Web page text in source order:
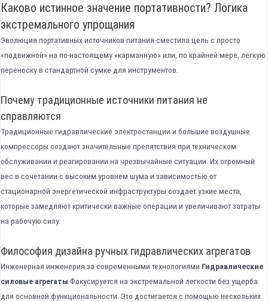
Каково истинное значение портативности? Логика
экстремального упрощания
Эволюция портативных источников питания сместила цель с просто
«подвижной» на по-настоящему «карманную» или, по крайней мере, легкую
переноску в стандартной сумке для инструментов.
Почему традиционные источники питания не
справляются
Традиционные гидравлические электростанции и большие воздушные
компрессоры создают значительные препятствия при техническом
обслуживании и реагировании на чрезвычайные ситуации. Их огромный
вес в сочетании с высоким уровнем шума и зависимостью от
стационарной энергетической инфраструктуры создает узкие места,
которые замедляют критически важные операции и увеличивают затраты
на рабочую силу.
Философия дизайна ручных гидравлических агрегатов
Инженерная инженерия за современными технологиями Гидравлические
силовые агрегаты Фокусируется на экстремальной легкости без ущерба
для основной функциональности. Это достигается с помощью нескольких